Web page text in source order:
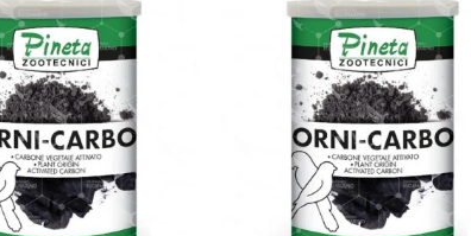
lista de
deseos